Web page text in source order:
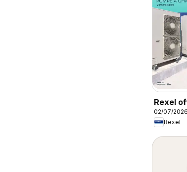
Rexel
tertiaire
02/07/
Rexel